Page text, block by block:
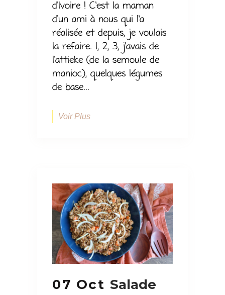
d’Ivoire ! C’est la maman
d’un ami à nous qui l’a
réalisée et depuis, je voulais
la refaire. 1, 2, 3, j’avais de
l’attieke (de la semoule de
manioc), quelques légumes
de base...
Voir Plus
07 Oct Salade